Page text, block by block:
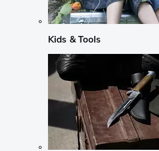
Kids & Tools